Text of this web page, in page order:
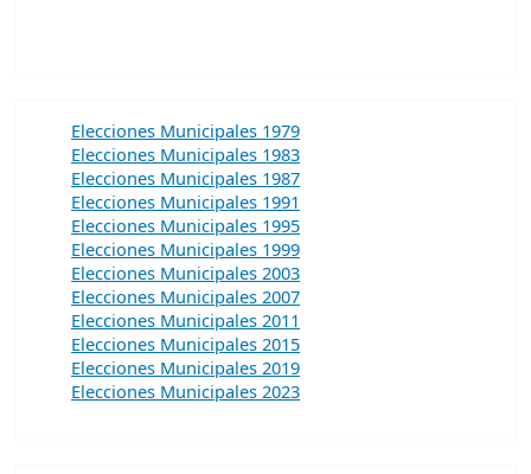
Elecciones Municipales 1979
Elecciones Municipales 1983
Elecciones Municipales 1987
Elecciones Municipales 1991
Elecciones Municipales 1995
Elecciones Municipales 1999
Elecciones Municipales 2003
Elecciones Municipales 2007
Elecciones Municipales 2011
Elecciones Municipales 2015
Elecciones Municipales 2019
Elecciones Municipales 2023